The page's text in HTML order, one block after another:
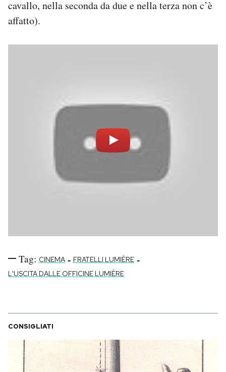
cavallo, nella seconda da due e nella terza non c’è
affatto).
Tag: CINEMA - FRATELLI LUMIÈRE -
L'USCITA DALLE OFFICINE LUMIÈRE
CONSIGLIATI